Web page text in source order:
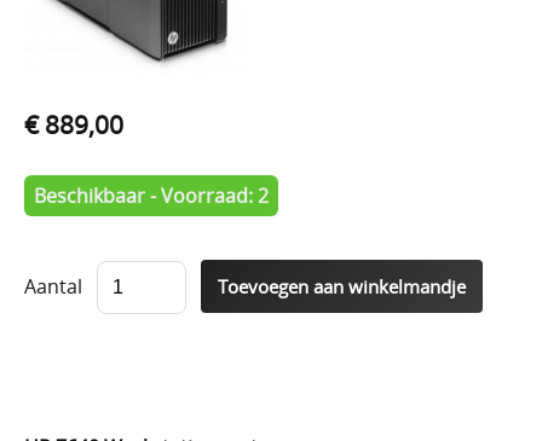
€ 889,00
Beschikbaar - Voorraad: 2
Aantal